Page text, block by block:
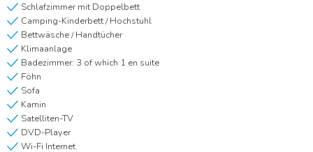
Schlafzimmer mit Doppelbett
Camping-Kinderbett / Hochstuhl
Bettwäsche / Handtücher
Klimaanlage
Badezimmer: 3 of which 1 en suite
Föhn
Sofa
Kamin
Satelliten-TV
DVD-Player
Wi-Fi Internet